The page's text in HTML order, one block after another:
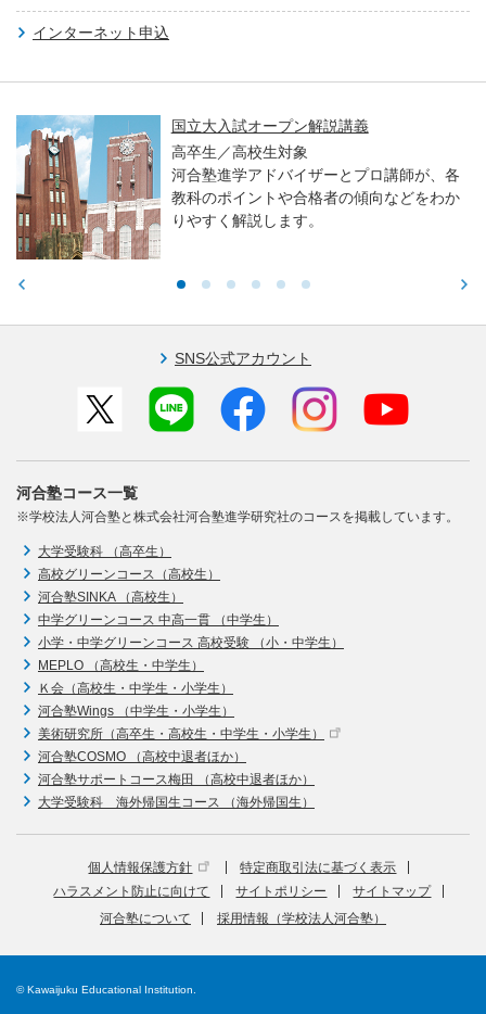
インターネット申込
国立大入試オープン解説講義
高卒生／高校生対象
河合塾進学アドバイザーとプロ講師が、各
教科のポイントや合格者の傾向などをわか
りやすく解説します。
SNS公式アカウント
河合塾コース一覧
※学校法人河合塾と株式会社河合塾進学研究社のコースを掲載しています。
大学受験科 （高卒生）
高校グリーンコース（高校生）
河合塾SINKA （高校生）
中学グリーンコース 中高一貫 （中学生）
小学・中学グリーンコース 高校受験 （小・中学生）
MEPLO （高校生・中学生）
Ｋ会（高校生・中学生・小学生）
河合塾Wings （中学生・小学生）
美術研究所（高卒生・高校生・中学生・小学生）
河合塾COSMO （高校中退者ほか）
河合塾サポートコース梅田 （高校中退者ほか）
大学受験科 海外帰国生コース （海外帰国生）
個人情報保護方針
特定商取引法に基づく表示
ハラスメント防止に向けて
サイトポリシー
サイトマップ
河合塾について
採用情報（学校法人河合塾）
© Kawaijuku Educational Institution.